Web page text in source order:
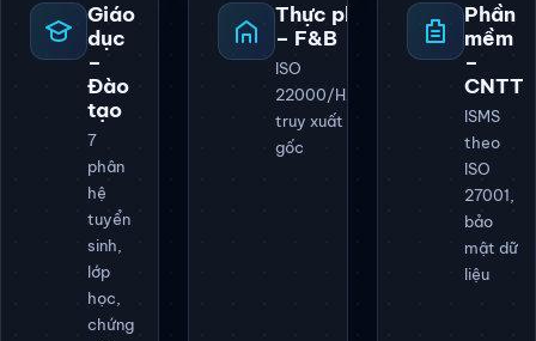
Giáo
dục
–
Đào
tạo
7
phân
hệ
tuyển
sinh,
lớp
học,
chứng
Thực phẩm
– F&B
ISO
22000/HACCP,
truy xuất nguồn
gốc
Phần
mềm
–
CNTT
ISMS
theo
ISO
27001,
bảo
mật dữ
liệu